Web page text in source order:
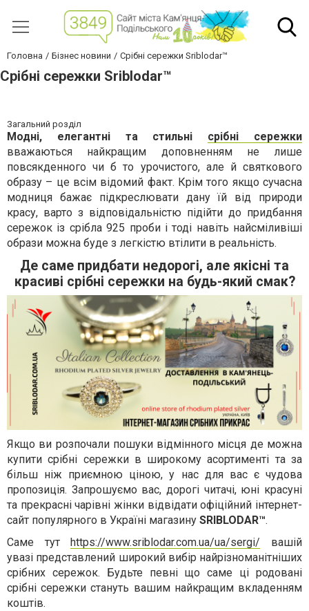
Головна Бізнес новини Срібні сережки Sriblodar™
Срібні сережки Sriblodar™
Загальний розділ
Модні, елегантні та стильні срібні сережки
вважаються найкращим доповненням не лише
повсякденного чи б то урочистого, але й святкового
образу – це всім відомий факт. Крім того якщо сучасна
модниця бажає підкреслювати дану їй від природи
красу, варто з відповідальністю підійти до придбання
сережок із срібла 925 проби і тоді навіть найсміливіші
образи можна буде з легкістю втілити в реальність.
Де саме придбати недорогі, але якісні та
красиві срібні сережки на будь-який смак?
Якщо ви розпочали пошуки відмінного місця де можна
купити срібні сережки в широкому асортименті та за
більш ніж приємною ціною, у нас для вас є чудова
пропозиція. Запрошуємо вас, дорогі читачі, юні красуні
та прекрасні чарівні жінки відвідати офіційний інтернет-
сайт популярного в Україні магазину SRIBLODAR™.
Саме тутhttps://www.sriblodar.com.ua/ua/sergi/ вашій
увазі представлений широкий вибір найрізноманітніших
срібних сережок. Будьте певні що саме ці родовані
срібні сережки стануть вашим найкращим вкладенням
коштів.